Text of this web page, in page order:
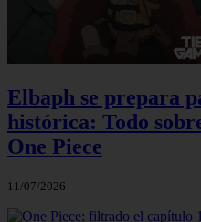
Elbaph se prepara
histórica: Todo
One Piece
11/07/2026